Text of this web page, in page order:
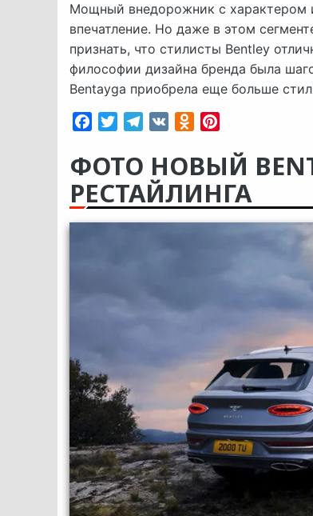
Мощный внедорожник с характером
впечатление. Но даже в этом
признать, что стилисты Bentley
философии дизайна бренда была
Bentayga приобрела еще больше
FacebookTwitterTelegram
VK Odnoklassniki
ФОТО НОВЫЙ
РЕСТАЙЛИНГА